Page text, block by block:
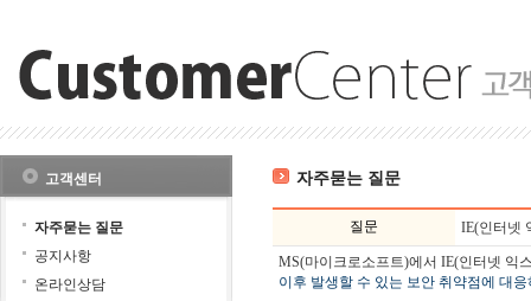
고객센터
자주묻는 질문
공지사항
온라인상담
자주묻는 질문
질문 IE(인터넷
MS(마이크로소프트)에서 IE(인터넷 익
이후 발생할 수 있는 보안 취약점에 대